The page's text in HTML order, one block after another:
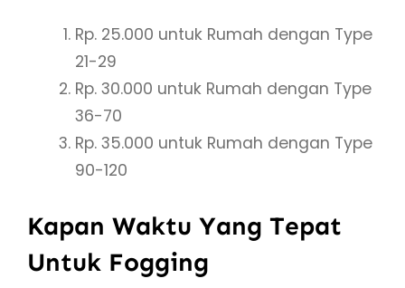
Rp. 25.000 untuk Rumah dengan Type
21-29
Rp. 30.000 untuk Rumah dengan Type
36-70
Rp. 35.000 untuk Rumah dengan Type
90-120
Kapan Waktu Yang Tepat
Untuk Fogging